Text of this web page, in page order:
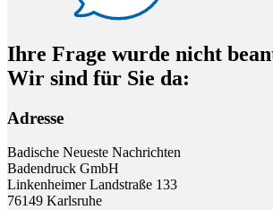
Ihre Frage wurde nicht
Wir sind für Sie da:
Adresse
Badische Neueste Nachrichten
Badendruck GmbH
Linkenheimer Landstraße 133
76149 Karlsruhe